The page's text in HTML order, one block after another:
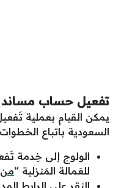
تفعيل حساب مساند
يمكن القيام بعملية
السعودية باتباع الخطوات
الولوج إلى خِدمة
للعَمالة المَنزلية “من